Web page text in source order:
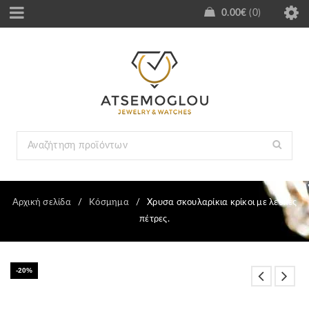
0.00€ 0
Αρχική σελίδα / Κόσμημα /
Χρυσα σκουλαρίκια κρίκοι με λευκές
πέτρες.
-20%